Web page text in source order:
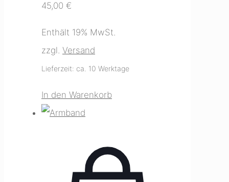
45,00 €
Enthält 19% MwSt.
zzgl. Versand
Lieferzeit: ca. 10 Werktage
In den Warenkorb